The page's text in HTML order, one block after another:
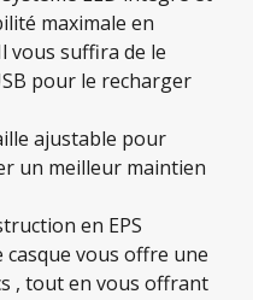
maximale en
vous suffira de le
pour le recharger
ajustable pour
un meilleur maintien
en EPS
vous offre une
, tout en vous offrant